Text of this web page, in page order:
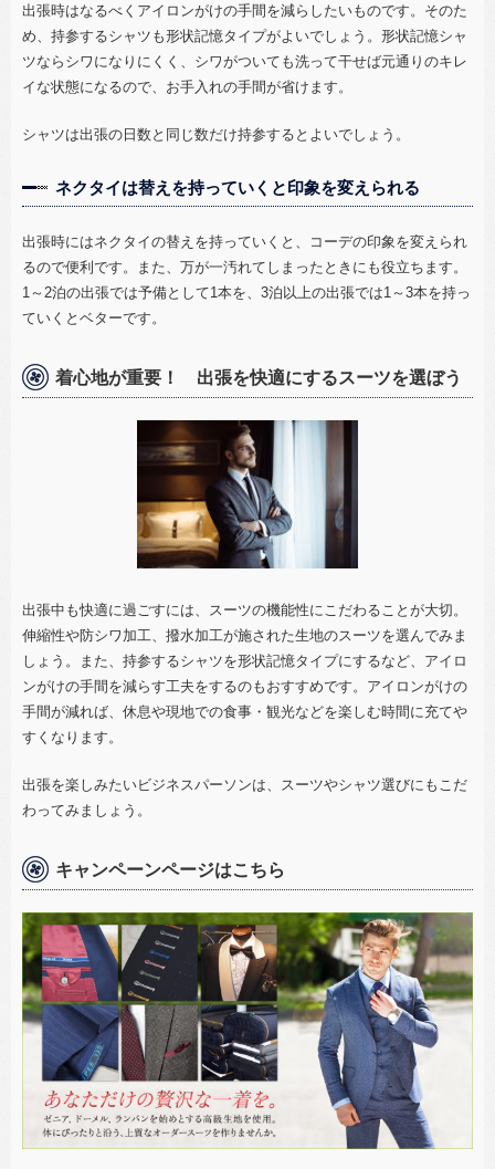
出張時はなるべくアイロンがけの手間を減らしたいものです。そのた
め、持参するシャツも形状記憶タイプがよいでしょう。形状記憶シャ
ツならシワになりにくく、シワがついても洗って干せば元通りのキレ
イな状態になるので、お手入れの手間が省けます。
シャツは出張の日数と同じ数だけ持参するとよいでしょう。
ネクタイは替えを持っていくと印象を変えられる
出張時にはネクタイの替えを持っていくと、コーデの印象を変えられ
るので便利です。また、万が一汚れてしまったときにも役立ちます。
1 ～ 2泊の出張では予備として1 本を、 3泊以上の出張では1 ～ 3本を持っ
ていくとベターです。
着心地が重要！ 出張を快適にするスーツを選ぼう
出張中も快適に過ごすには、スーツの機能性にこだわることが大切。
伸縮性や防シワ加工、撥水加工が施された生地のスーツを選んでみま
しょう。また、持参するシャツを形状記憶タイプにするなど、アイロ
ンがけの手間を減らす工夫をするのもおすすめです。アイロンがけの
手間が減れば、休息や現地での食事・観光などを楽しむ時間に充てや
すくなります。
出張を楽しみたいビジネスパーソンは、スーツやシャツ選びにもこだ
わってみましょう。
キャンペーンページはこちら